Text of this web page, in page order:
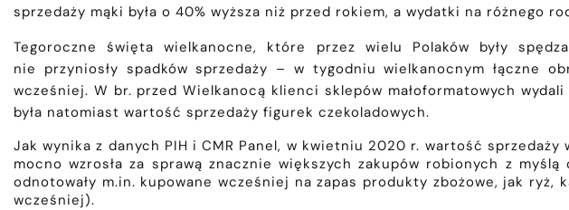
sprzedaży mąki była o 40% wyższa niż przed rokiem, a wydatki na różnego
Tegoroczne święta wielkanocne, które przez wielu Polaków były
nie przyniosły spadków sprzedaży – w tygodniu wielkanocnym łączne
wcześniej. W br. przed Wielkanocą klienci sklepów małoformatowych
była natomiast wartość sprzedaży figurek czekoladowych.
Jak wynika z danych PIH i CMR Panel, w kwietniu 2020 r. wartość
mocno wzrosła za sprawą znacznie większych zakupów robionych z
odnotowały m.in. kupowane wcześniej na zapas produkty zbożowe, jak
wcześniej).